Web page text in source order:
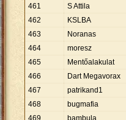
461
S Attila
462
KSLBA
463
Noranas
464
moresz
465
Mentőalakulat
466
Dart Megavorax
467
patrikand1
468
bugmafia